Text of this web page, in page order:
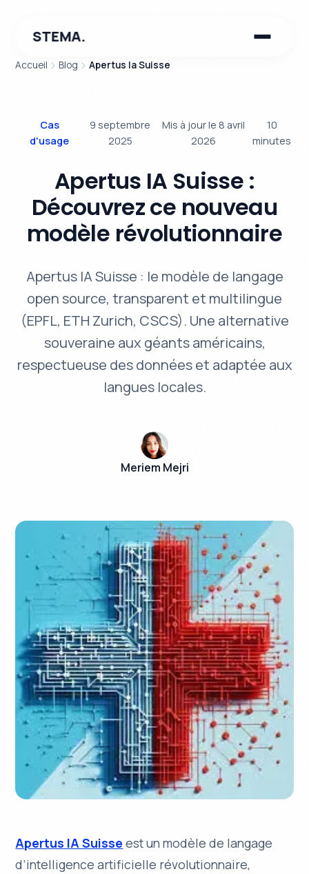
STEMA.
Accueil Blog Apertus Ia Suisse
Cas
d'usage
9 septembre
2025
Mis à jour le 8 avril
2026
10
minutes
Apertus IA Suisse :
Découvrez ce nouveau
modèle révolutionnaire
Apertus IA Suisse : le modèle de langage
open source, transparent et multilingue
(EPFL, ETH Zurich, CSCS). Une alternative
souveraine aux géants américains,
respectueuse des données et adaptée aux
langues locales.
Meriem Mejri
Apertus IA Suisse est unmodèle de langage
d’intelligence artificielle révolutionnaire,